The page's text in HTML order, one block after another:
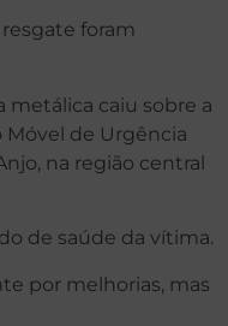
foram
metálica caiu sobre a
de Urgência
na região central
de saúde da vítima.
por melhorias, mas